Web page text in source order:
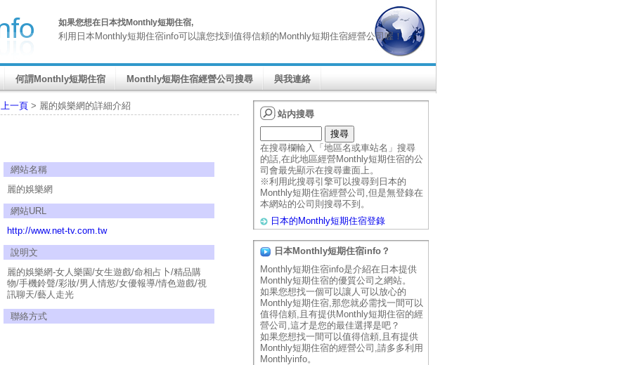
如果您想在日本找Monthly短期住宿,
利用日本Monthly短期住宿info可以讓您找到值得信頼的Monthly短期住宿經營公司喔！
何謂Monthly短期住宿 Monthly短期住宿經營公司搜尋 與我連絡
上一頁 > 麗的娛樂網的詳細介紹
網站名稱
麗的娛樂網
網站URL
http://www.net-tv.com.tw
說明文
麗的娛樂網-女人樂園/女生遊戲/命相占卜/精品購
物/手機鈴聲/彩妝/男人情慾/女優報導/情色遊戲/視
訊聊天/藝人走光
聯絡方式
站内搜尋
在搜尋欄輸入「地區名或車站名」搜尋
的話,在此地區經營Monthly短期住宿的公
司會最先顯示在搜尋畫面上。
※利用此搜尋引擎可以搜尋到日本的
Monthly短期住宿經營公司,但是無登錄在
本網站的公司則搜尋不到。
日本的Monthly短期住宿登錄
日本Monthly短期住宿info？
Monthly短期住宿info是介紹在日本提供
Monthly短期住宿的優質公司之網站。
如果您想找一個可以讓人可以放心的
Monthly短期住宿,那您就必需找一間可以
值得信頼,且有提供Monthly短期住宿的經
營公司,這才是您的最佳選擇是吧？
如果您想找一間可以值得信頼,且有提供
Monthly短期住宿的經營公司,請多多利用
Monthlyinfo。